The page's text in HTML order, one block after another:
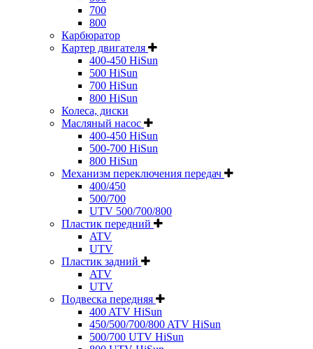
700
800
Карбюратор
Картер двигателя
400-450 HiSun
500 HiSun
700 HiSun
800 HiSun
Колeса, диски
Масляный насос
400-450 HiSun
500-700 HiSun
800 HiSun
Механизм переключения передач
400/450
500/700
UTV 500/700/800
Пластик передний
ATV
UTV
Пластик задний
ATV
UTV
Подвеска передняя
400 ATV HiSun
450/500/700/800 ATV HiSun
500/700 UTV HiSun